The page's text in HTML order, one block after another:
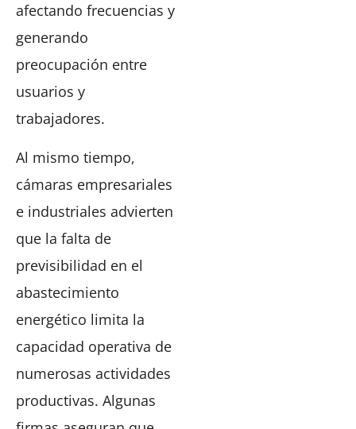
afectando frecuencias y
generando
preocupación entre
usuarios y
trabajadores.
Al mismo tiempo,
cámaras empresariales
e industriales advierten
que la falta de
previsibilidad en el
abastecimiento
energético limita la
capacidad operativa de
numerosas actividades
productivas. Algunas